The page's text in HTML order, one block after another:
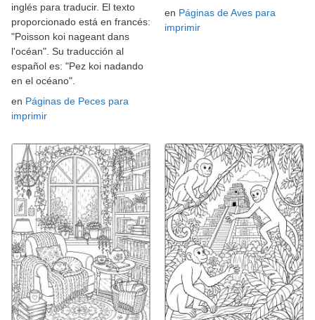
inglés para traducir. El texto
proporcionado está en francés:
"Poisson koi nageant dans
l'océan". Su traducción al
español es: "Pez koi nadando
en el océano".
en Páginas de Peces para
imprimir
en Páginas de Aves para
imprimir